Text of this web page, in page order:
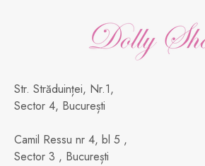
Str. Străduinței, Nr.1,
Sector 4, București
Camil Ressu nr 4, bl 5 ,
Sector 3 , București